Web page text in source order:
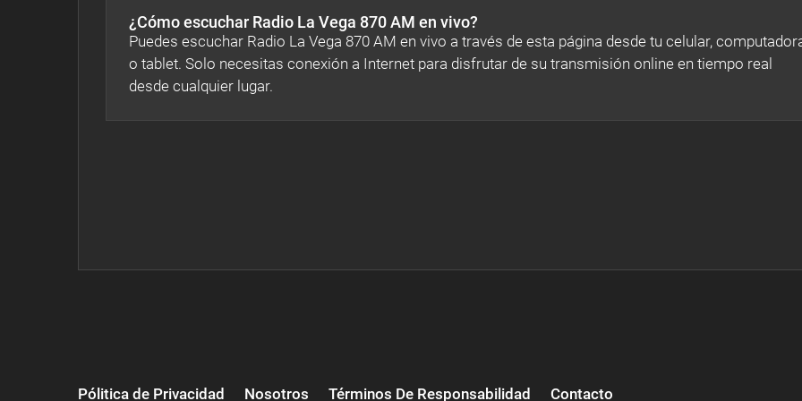
¿Cómo escuchar Radio La Vega 870 AM en vivo?
Puedes escuchar Radio La Vega 870 AM en vivo a través de esta página desde tu celular,
o tablet. Solo necesitas conexión a Internet para disfrutar de su transmisión online en tiempo real
desde cualquier lugar.
Pólitica de Privacidad Nosotros Términos De Responsabilidad Contacto